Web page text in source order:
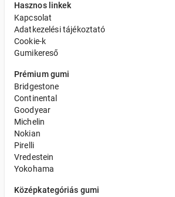
Hasznos linkek
Kapcsolat
Adatkezelési tájékoztató
Cookie-k
Gumikereső
Prémium gumi
Bridgestone
Continental
Goodyear
Michelin
Nokian
Pirelli
Vredestein
Yokohama
Középkategóriás gumi